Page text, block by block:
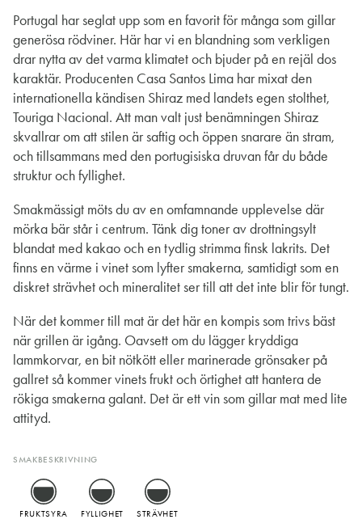
Portugal har seglat upp som en favorit för många som gillar
generösa rödviner. Här har vi en blandning som verkligen
drar nytta av det varma klimatet och bjuder på en rejäl dos
karaktär. Producenten Casa Santos Lima har mixat den
internationella kändisen Shiraz med landets egen stolthet,
Touriga Nacional. Att man valt just benämningen Shiraz
skvallrar om att stilen är saftig och öppen snarare än stram,
och tillsammans med den portugisiska druvan får du både
struktur och fyllighet.
Smakmässigt möts du av en omfamnande upplevelse där
mörka bär står i centrum. Tänk dig toner av drottningsylt
blandat med kakao och en tydlig strimma finsk lakrits. Det
finns en värme i vinet som lyfter smakerna, samtidigt som en
diskret strävhet och mineralitet ser till att det inte blir för tungt.
När det kommer till mat är det här en kompis som trivs bäst
när grillen är igång. Oavsett om du lägger kryddiga
lammkorvar, en bit nötkött eller marinerade grönsaker på
gallret så kommer vinets frukt och örtighet att hantera de
rökiga smakerna galant. Det är ett vin som gillar mat med lite
attityd.
SMAKBESKRIVNING
FRUKTSYRA FYLLIGHET STRÄVHET